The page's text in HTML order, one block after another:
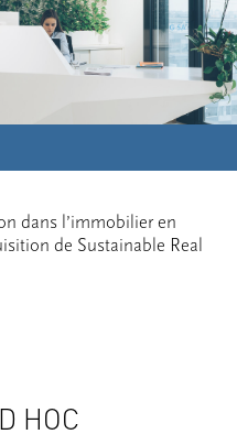
dans l’immobilier en
de Sustainable Real
HOC